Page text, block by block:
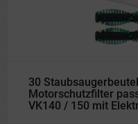
30
Motorschutzfilter
VK140 / 150 mit